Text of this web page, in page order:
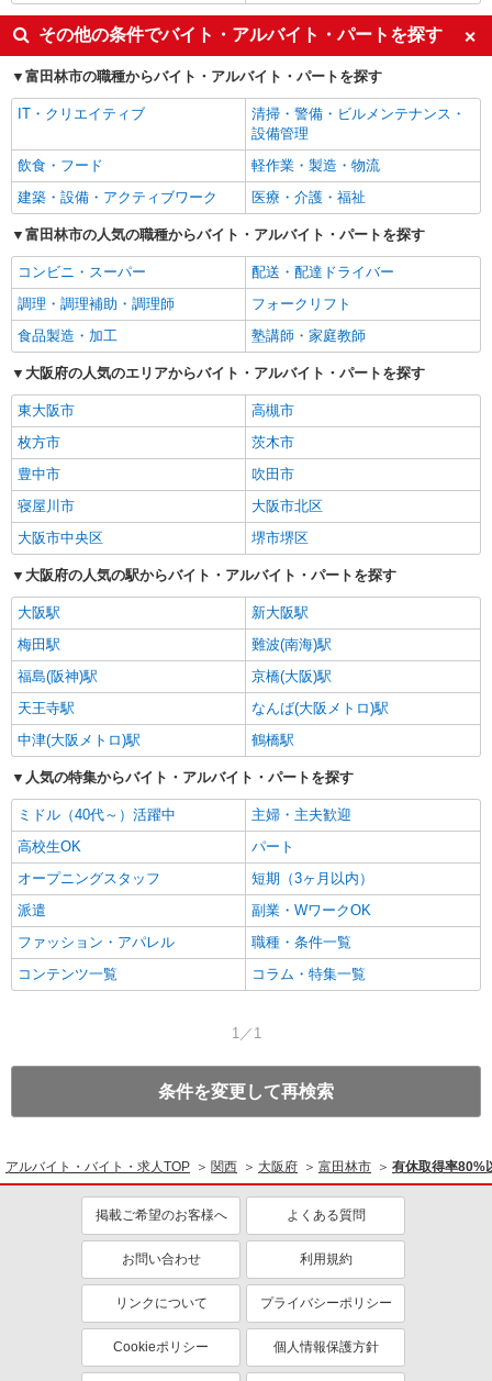
その他の条件でバイト・アルバイト・パートを探す
富田林市の職種からバイト・アルバイト・パートを探す
IT・クリエイティブ
清掃・警備・ビルメンテナンス・
設備管理
飲食・フード
軽作業・製造・物流
建築・設備・アクティブワーク
医療・介護・福祉
富田林市の人気の職種からバイト・アルバイト・パートを探す
コンビニ・スーパー
配送・配達ドライバー
調理・調理補助・調理師
フォークリフト
食品製造・加工
塾講師・家庭教師
大阪府の人気のエリアからバイト・アルバイト・パートを探す
東大阪市
高槻市
枚方市
茨木市
豊中市
吹田市
寝屋川市
大阪市北区
大阪市中央区
堺市堺区
大阪府の人気の駅からバイト・アルバイト・パートを探す
大阪駅
新大阪駅
梅田駅
難波(南海)駅
福島(阪神)駅
京橋(大阪)駅
天王寺駅
なんば(大阪メトロ)駅
中津(大阪メトロ)駅
鶴橋駅
人気の特集からバイト・アルバイト・パートを探す
ミドル（40代～）活躍中
主婦・主夫歓迎
高校生OK
パート
オープニングスタッフ
短期（3ヶ月以内）
派遣
副業・WワークOK
ファッション・アパレル
職種・条件一覧
コンテンツ一覧
コラム・特集一覧
1／1
条件を変更して再検索
アルバイト・バイト・求人TOP 関西 大阪府 富田林市 有休取得率80%
掲載ご希望のお客様へ よくある質問
お問い合わせ 利用規約
リンクについて プライバシーポリシー
Cookieポリシー 個人情報保護方針